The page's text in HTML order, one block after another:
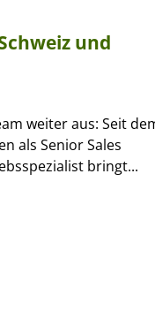
und
weiter aus: Seit
als Senior Sales
bringt...